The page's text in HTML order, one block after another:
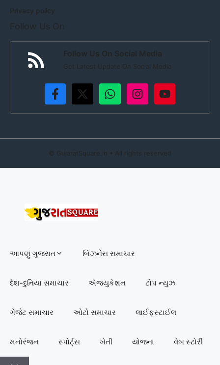
Privacy policy
Follow Us On
Follow Us On Social Media
Get Latest Update On Social Media
© GujaratSquare.in • All rights reserved
આપણું ગુજરાત બિઝનેસ સમાચાર
દેશ-દુનિયા સમાચાર એજ્યુકેશન ટોપ ન્યુઝ
ગેજેટ સમાચાર ઓટો સમાચાર લાઈફસ્ટાઈલ
મનોરંજન સ્પોર્ટ્સ ખેતી યોજના વેબ સ્ટોરી